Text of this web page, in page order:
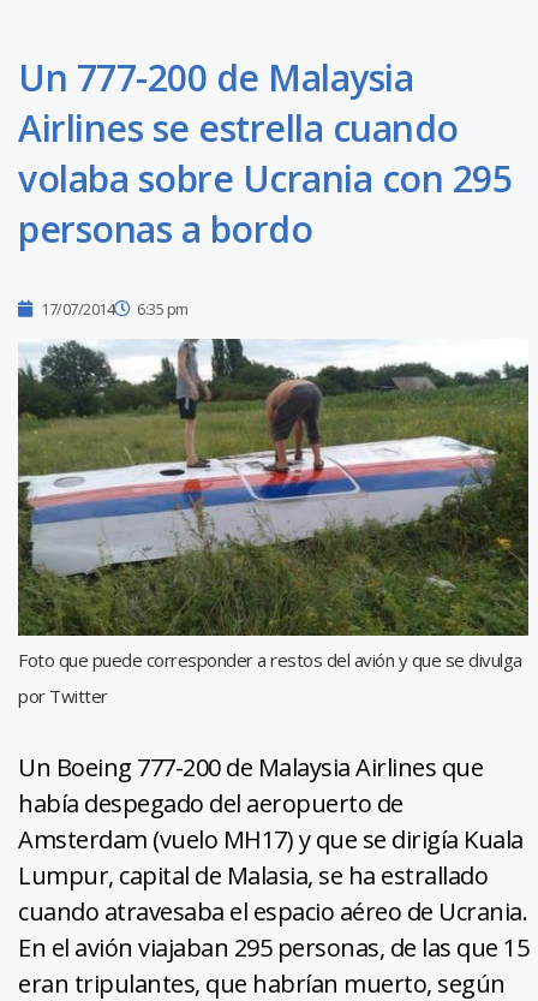
Un 777-200 de Malaysia
Airlines se estrella cuando
volaba sobre Ucrania con 295
personas a bordo
17/07/2014 6:35 pm
Foto que puede corresponder a restos del avión y que se divulga
por Twitter
Un Boeing 777-200 de Malaysia Airlines que
había despegado del aeropuerto de
Amsterdam (vuelo MH17) y que se dirigía Kuala
Lumpur, capital de Malasia, se ha estrallado
cuando atravesaba el espacio aéreo de Ucrania.
En el avión viajaban 295 personas, de las que 15
eran tripulantes, que habrían muerto, según